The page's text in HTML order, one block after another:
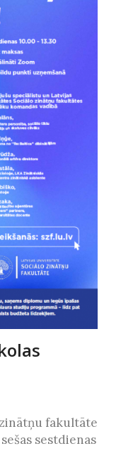
fakultāte
sestdienas